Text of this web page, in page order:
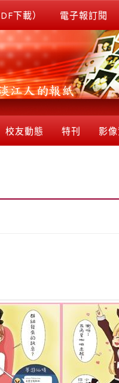
下載） 電子報訂閱
校友動態 特刊 影